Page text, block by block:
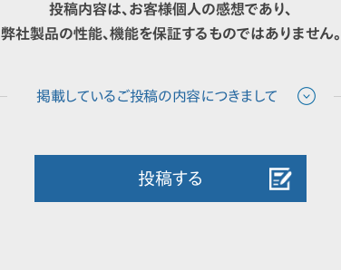
投稿内容は、お客様個人の感想であり、
弊社製品の性能、機能を保証するものではありません。
投稿する